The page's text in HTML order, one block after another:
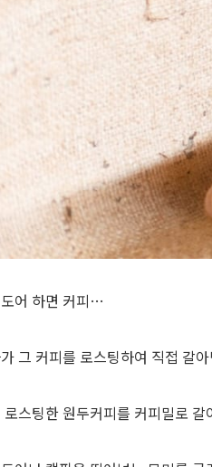
어 하면 커피…
그 커피를 로스팅하여 직접 갈
로스팅한 원두커피를 커피밀로